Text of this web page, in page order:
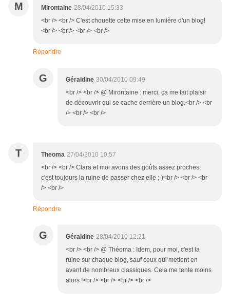
M Mirontaine 28/04/2010 15:33
<br /> <br /> C'est chouette cette mise en lumière d'un blog!
<br /> <br /> <br /> <br />
Répondre
G Géraldine 30/04/2010 09:49
<br /> <br /> @ Mirontaine : merci, ça me fait plaisir
de découvrir qui se cache derrière un blog.<br /> <br
/> <br /> <br />
T Theoma 27/04/2010 10:57
<br /> <br /> Clara et moi avons des goûts assez proches,
c'est toujours la ruine de passer chez elle ;-)<br /> <br /> <br
/> <br />
Répondre
G Géraldine 28/04/2010 12:21
<br /> <br /> @ Théoma : Idem, pour moi, c'est la
ruine sur chaque blog, sauf ceux qui mettent en
avant de nombreux classiques. Cela me tente moins
alors !<br /> <br /> <br /> <br />